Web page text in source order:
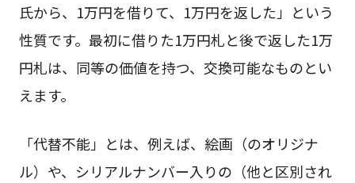
氏から、1万円を借りて、1万円を返した」という
性質です。最初に借りた1万円札と後で返した1万
円札は、同等の価値を持つ、交換可能なものとい
えます。
「代替不能」とは、例えば、絵画（のオリジナ
ル）や、シリアルナンバー入りの（他と区別され